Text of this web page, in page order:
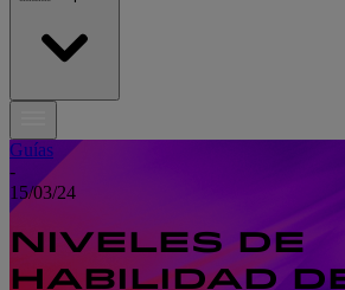
Guías
-
15/03/24
NIVELES DE
HABILIDAD